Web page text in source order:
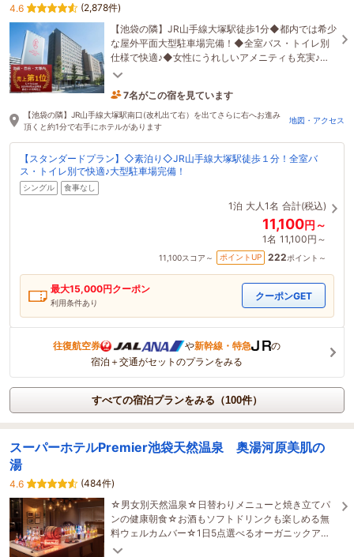
4.6
(2,878件)
【池袋の隣】JR山手線大塚駅徒歩1分◆都内では希少
な屋外平面大型駐車場完備！◆全室バス・トイレ別
仕様で快適♪◆女性にうれしいアメニティも充実♪◆
ワンランク上のウェディングスホテルです♪
7名がこの宿を見ています
15分前に予約されました
【池袋の隣】JR山手線大塚駅南口(改札出て右）を出てさらに右へお進み
頂くと約1分で右手にホテルがあります
地図・アクセス
【スタンダードプラン】◇素泊り◇JR山手線大塚駅徒歩１分！全室バ
ス・トイレ別で快適♪大型駐車場完備！
シングル 食事なし
1泊 大人1名 合計(税込)
11,100円～
1名 11,100円～
11,100スコア～ ポイントUP 222ポイント～
最大15,000円クーポン
利用条件あり
クーポンGET
往復航空券 や新幹線・特急
の
宿泊＋交通がセットのプランをみる
すべての宿泊プランをみる（100件）
スーパーホテルPremier池袋天然温泉 奥湯河原美肌の
湯
4.6
(484件)
☆男女別天然温泉☆日替わりメニューと焼き立てパ
ンの健康朝食☆お酒もソフトドリンクも楽しめる無
料ウェルカムバー☆1日5点選べるオーガニックアメ
ニティ☆女性専用レディースフロア